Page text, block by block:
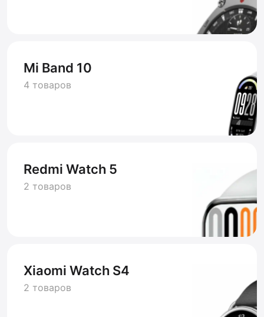
Mi Band 10
4 товаров
Redmi Watch 5
2 товаров
Xiaomi Watch S4
2 товаров